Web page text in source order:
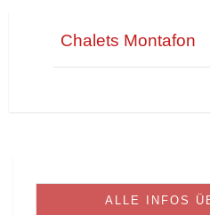
ALLE INFOS
Chalets Montafon